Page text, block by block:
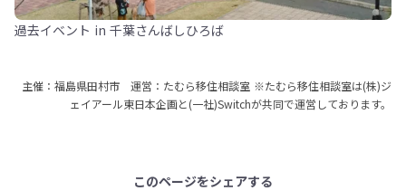
過去イベント in 千葉さんばしひろば
主催：福島県田村市 運営：たむら移住相談室 ※たむら移住相談室は(株)ジ
ェイアール東日本企画と(一社)Switchが共同で運営しております。
このページをシェアする